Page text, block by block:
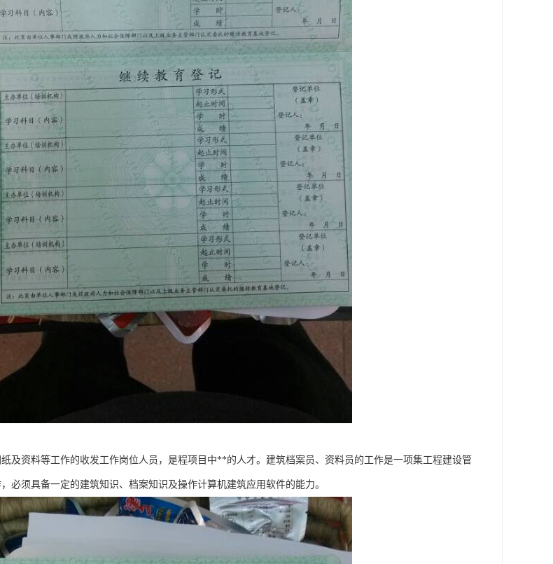
及资料等工作的收发工作岗位人员，是程项目中**的人才。建筑档案员、资料员的工作是一项集工程建设管
必须具备一定的建筑知识、档案知识及操作计算机建筑应用软件的能力。